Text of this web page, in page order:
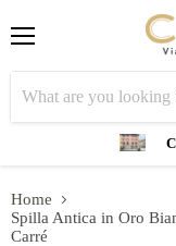
Home
Spilla Antica in Oro
Carré